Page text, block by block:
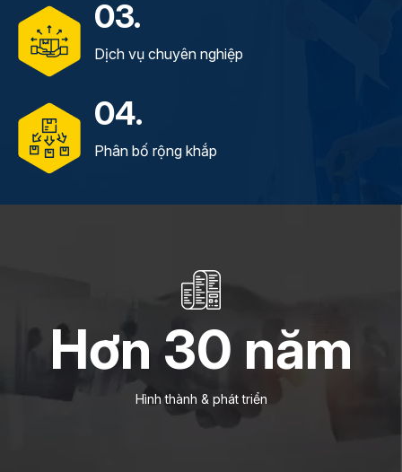
03.
Dịch vụ chuyên nghiệp
04.
Phân bố rộng khắp
Hơn 30 năm
Hình thành & phát triển